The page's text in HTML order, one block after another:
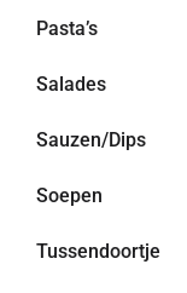
Pasta’s
Salades
Sauzen/Dips
Soepen
Tussendoortje